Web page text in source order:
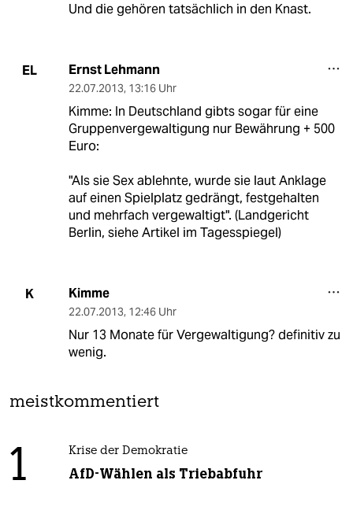
Und die gehören tatsächlich in den Knast.
EL Ernst Lehmann
22.07.2013, 13:16 Uhr
Kimme: In Deutschland gibts sogar für eine
Gruppenvergewaltigung nur Bewährung + 500
Euro:
"Als sie Sex ablehnte, wurde sie laut Anklage
auf einen Spielplatz gedrängt, festgehalten
und mehrfach vergewaltigt". (Landgericht
Berlin, siehe Artikel im Tagesspiegel)
K Kimme
22.07.2013, 12:46 Uhr
Nur 13 Monate für Vergewaltigung? definitiv zu
wenig.
meistkommentiert
1 Krise der Demokratie
AfD-Wählen als Triebabfuhr